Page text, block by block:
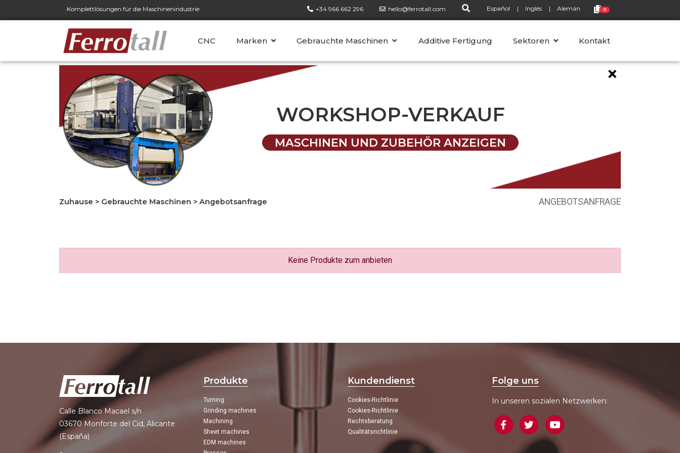
CNC Marken Gebrauchte MaschinenKATEGORIENAdditive Fertigung Sektoren Kontakt
Komplettlösungen für die Maschinenindustrie +34 966 662 296 hello@ferrotall.com Español Inglés Alemán 0
×
WORKSHOP-VERKAUF
MASCHINEN UND ZUBEHÖR ANZEIGEN
Zuhause > Gebrauchte Maschinen > Angebotsanfrage ANGEBOTSANFRAGE
Keine Produkte zum anbieten
Calle Blanco Macael s/n
03670 Monforte del Cid, Alicante
(España)
Produkte
Turning
Grinding machines
Machining
Sheet machines
EDM machines
Kundendienst
Cookies-Richtlinie
Cookies-Richtlinie
Rechtsberatung
Qualitätsrichtlinie
Folge uns
In unseren sozialen Netzwerken: